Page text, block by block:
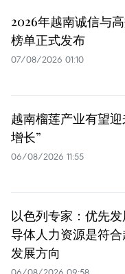
2026年越南诚信与
榜单正式发布
07/08/2026 01:10
越南榴莲产业有望
增长”
06/08/2026 11:55
以色列专家：优先
导体人力资源是符
发展方向